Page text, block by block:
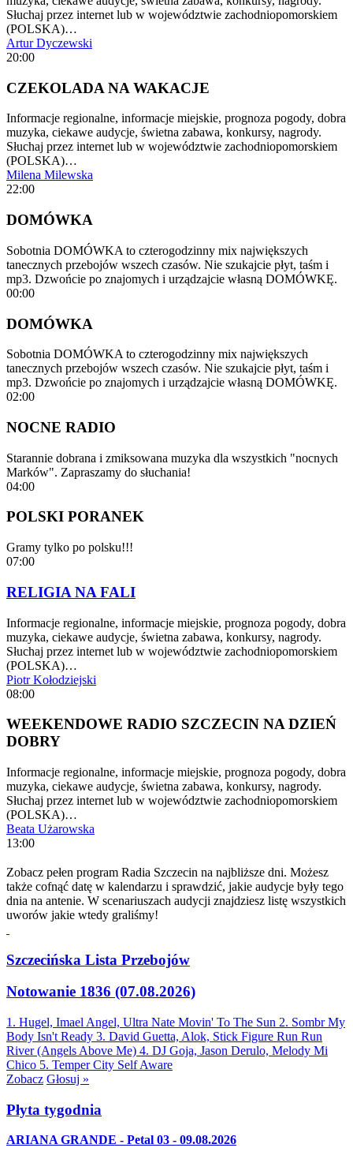
Słuchaj przez internet lub w województwie zachodniopomorskiem
(POLSKA)…
Artur Dyczewski
20:00
CZEKOLADA NA WAKACJE
Informacje regionalne, informacje miejskie, prognoza pogody, dobra
muzyka, ciekawe audycje, świetna zabawa, konkursy, nagrody.
Słuchaj przez internet lub w województwie zachodniopomorskiem
(POLSKA)…
Milena Milewska
22:00
DOMÓWKA
Sobotnia DOMÓWKA to czterogodzinny mix największych
tanecznych przebojów wszech czasów. Nie szukajcie płyt, taśm i
mp3. Dzwońcie po znajomych i urządzajcie własną DOMÓWKĘ.
00:00
DOMÓWKA
Sobotnia DOMÓWKA to czterogodzinny mix największych
tanecznych przebojów wszech czasów. Nie szukajcie płyt, taśm i
mp3. Dzwońcie po znajomych i urządzajcie własną DOMÓWKĘ.
02:00
NOCNE RADIO
Starannie dobrana i zmiksowana muzyka dla wszystkich "nocnych
Marków". Zapraszamy do słuchania!
04:00
POLSKI PORANEK
Gramy tylko po polsku!!!
07:00
RELIGIA NA FALI
Informacje regionalne, informacje miejskie, prognoza pogody, dobra
muzyka, ciekawe audycje, świetna zabawa, konkursy, nagrody.
Słuchaj przez internet lub w województwie zachodniopomorskiem
(POLSKA)…
Piotr Kołodziejski
08:00
WEEKENDOWE RADIO SZCZECIN NA DZIEŃ
DOBRY
Informacje regionalne, informacje miejskie, prognoza pogody, dobra
muzyka, ciekawe audycje, świetna zabawa, konkursy, nagrody.
Słuchaj przez internet lub w województwie zachodniopomorskiem
(POLSKA)…
Beata Użarowska
13:00
Zobacz pełen program Radia Szczecin na najbliższe dni. Możesz
także cofnąć datę w kalendarzu i sprawdzić, jakie audycje były tego
dnia na antenie. W scenariuszach audycji znajdziesz listę wszystkich
uworów jakie wtedy graliśmy!
Szczecińska Lista Przebojów
Notowanie 1836 (07.08.2026)
1. Hugel, Imael Angel, Ultra Nate Movin' To The Sun 2. Sombr My
Body Isn't Ready 3. David Guetta, Alok, Stick Figure Run Run
River (Angels Above Me) 4. DJ Goja, Jason Derulo, Melody Mi
Chico 5. Temper City Self Aware
Zobacz Głosuj »
Płyta tygodnia
ARIANA GRANDE - Petal 03 - 09.08.2026